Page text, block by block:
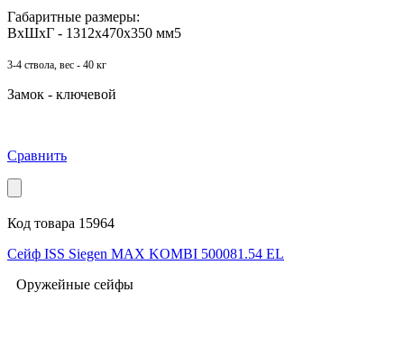
Габаритные размеры:
ВхШхГ - 1312x470x350 мм5
3-4 ствола, вес - 40 кг
Замок - ключевой
Сравнить
Код товара 15964
Сейф ISS Siegen MAX KOMBI 500081.54 EL
Оружейные сейфы